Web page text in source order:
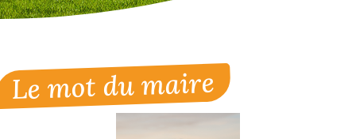
Le mot du maire